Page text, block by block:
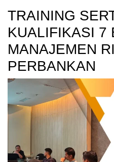
TRAINING
KUALIFIKASI 7
MANAJEMEN
PERBANKAN